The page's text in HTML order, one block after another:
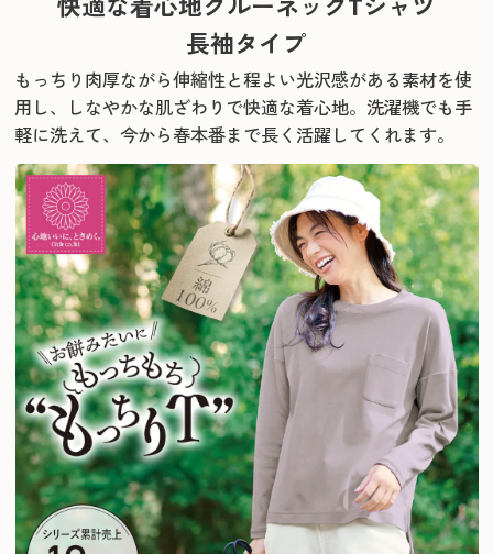
長袖タイプ
もっちり肉厚ながら伸縮性と程よい光沢感がある素材を使
用し、しなやかな肌ざわりで快適な着心地。洗濯機でも手
軽に洗えて、今から春本番まで長く活躍してくれます。